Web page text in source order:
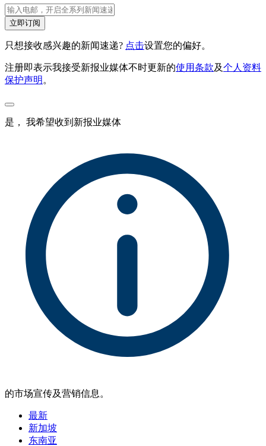
立即订阅
只想接收感兴趣的新闻速递? 点击设置您的偏好。
注册即表示我接受新报业媒体不时更新的使用条款及个人资料
保护声明 。
是， 我希望收到新报业媒体
的市场宣传及营销信息。
最新
新加坡
东南亚